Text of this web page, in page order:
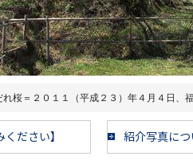
桜＝２０１１（平成２３）年４月４日、
ださい】 紹介写真に